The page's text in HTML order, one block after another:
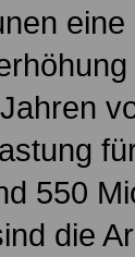
550
die